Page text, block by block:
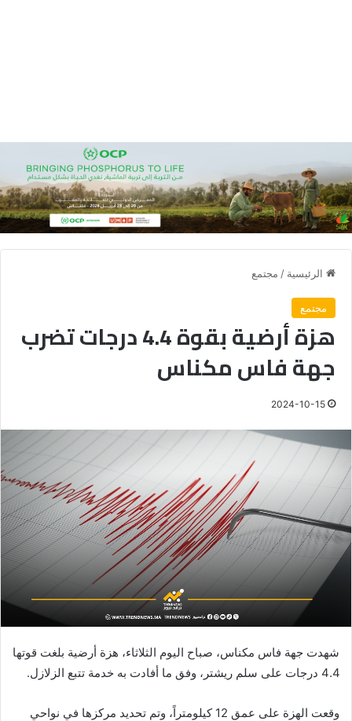
الرئيسية / مجتمع
مجتمع
هزة أرضية بقوة 4.4 درجات تضرب
جهة فاس مكناس
2024-10-15
شهدت جهة فاس مكناس، صباح اليوم الثلاثاء، هزة أرضية بلغت قوتها
4.4 درجات على سلم ريشتر، وفق ما أفادت به خدمة تتبع الزلازل.
وقعت الهزة على عمق 12 كيلومتراً، وتم تحديد مركزها في نواحي